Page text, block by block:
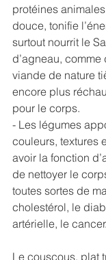
protéines
douce, tonifie
surtout nourrit le
d’agneau,
viande de nature
encore plus
pour le corps.
- Les légumes
couleurs, textures
avoir la fonction
de nettoyer le
toutes sortes de
cholestérol, le
artérielle, le
Le couscous, plat